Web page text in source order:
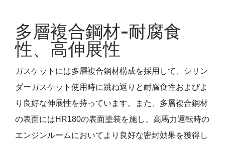
多層複合鋼材-耐腐食
性、高伸展性
ガスケットには多層複合鋼材構成を採用して、シリン
ダーガスケット使用時に跳ね返りと耐腐食性およびよ
り良好な伸展性を持っています。また、多層複合鋼材
の表面にはHR180の表面塗装を施し、高馬力運転時の
エンジンルームにおいてより良好な密封効果を獲得し